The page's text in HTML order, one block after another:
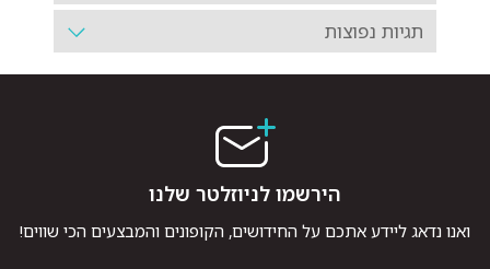
תגיות נפוצות
הירשמו לניוזלטר שלנו
ואנו נדאג ליידע אתכם על החידושים, הקופונים והמבצעים הכי שווים!